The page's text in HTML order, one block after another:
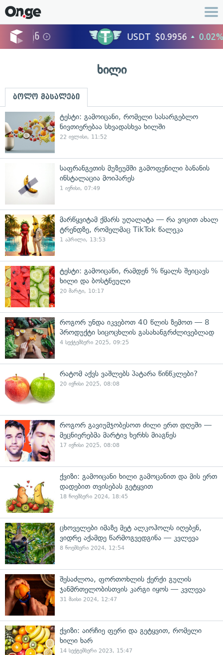
ხილი
ბოლო მასალები
ტესტი: გამოიცანი, რომელი სასარგებლო
ნივთიერებაა სხვადასხვა ხილში
22 ივლისი, 11:52
საფრანგეთის მუზეუმში გამოფენილი ბანანის
ინსტალაცია მოიპარეს
1 ივნისი, 07:49
მარწყვიტამ ქმარს უღალატა — რა ვიცით ახალ
ტრენდზე, რომელმაც TikTok წალეკა
1 აპრილი, 13:53
ტესტი: გამოიცანი, რამდენ % წყალს შეიცავს
ხილი და ბოსტნეული
20 მარტი, 10:17
როგორ უნდა იკვებოთ 40 წლის ზემოთ — 8
პროდუქტი სიცოცხლის გასახანგრძლივებლად
4 სექტემბერი 2025, 09:25
რატომ აქვს ვაშლებს პატარა წინწკლები?
20 ივნისი 2025, 08:08
როგორ გავიუმჯობესოთ ძილი ერთ დღეში —
მეცნიერებმა მარტივ ხერხს მიაგნეს
17 ივნისი 2025, 08:08
ქვიზი: გამოიცანი ხილი გამოცანით და მის ერთ
დადებით თვისებას გეტყვით
18 ნოემბერი 2024, 18:45
ცხოველები იმაზე მეტ ალკოჰოლს იღებენ,
ვიდრე აქამდე წარმოგვედგინა — კვლევა
8 ნოემბერი 2024, 12:54
შესაძლოა, ფორთოხლის ქერქი გულის
ჯანმრთელობისთვის კარგი იყოს — კვლევა
31 მაისი 2024, 12:47
ქვიზი: აირჩიე ფერი და გეტყვით, რომელი
ხილი ხარ
14 სექტემბერი 2023, 15:47